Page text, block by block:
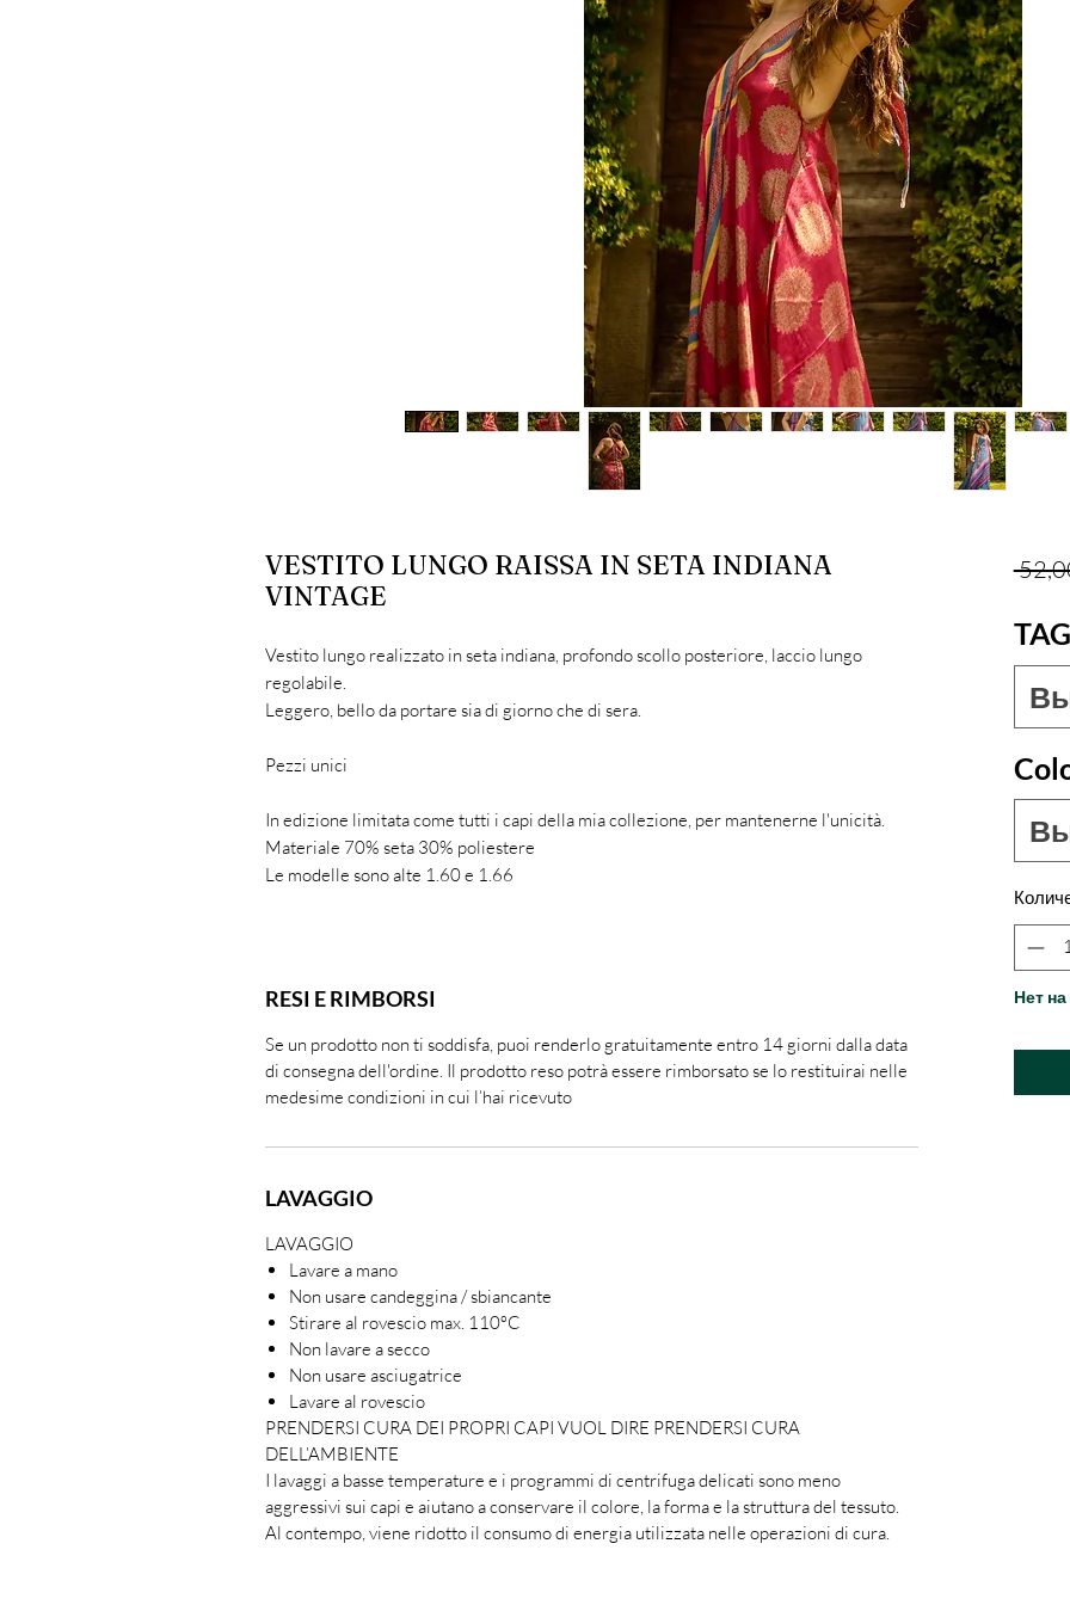
VESTITO LUNGO RAISSA IN SETA INDIANA
VINTAGE
Vestito lungo realizzato in seta indiana, profondo scollo posteriore, laccio lungo
regolabile.
Leggero, bello da portare sia di giorno che di sera.
Pezzi unici
In edizione limitata come tutti i capi della mia collezione, per mantenerne l'unicità.
Materiale 70% seta 30% poliestere
Le modelle sono alte 1.60 e 1.66
RESI E RIMBORSI
Se un prodotto non ti soddisfa, puoi renderlo gratuitamente entro 14 giorni dalla data
di consegna dell'ordine. Il prodotto reso potrà essere rimborsato se lo restituirai nelle
medesime condizioni in cui l’hai ricevuto
LAVAGGIO
LAVAGGIO
Lavare a mano
Non usare candeggina / sbiancante
Stirare al rovescio max. 110ºC
Non lavare a secco
Non usare asciugatrice
Lavare al rovescio
PRENDERSI CURA DEI PROPRI CAPI VUOL DIRE PRENDERSI CURA
DELL’AMBIENTE
I lavaggi a basse temperature e i programmi di centrifuga delicati sono meno
aggressivi sui capi e aiutano a conservare il colore, la forma e la struttura del tessuto.
Al contempo, viene ridotto il consumo di energia utilizzata nelle operazioni di cura.
Нет